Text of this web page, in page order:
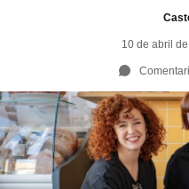
10 de abril